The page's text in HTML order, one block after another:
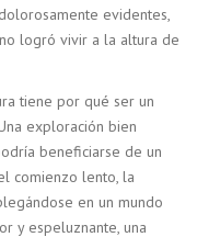
evidentes,
logró vivir a la altura de
tiene por qué ser un
exploración bien
beneficiarse de un
comienzo lento, la
en un mundo
y espeluznante, una